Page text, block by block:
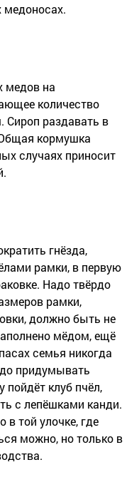
медоносах.
медов на
количество
Сироп раздавать в
кормушка
случаях приносит
гнёзда,
рамки, в первую
Надо твёрдо
рамки,
должно быть не
мёдом, ещё
семья никогда
придумывать
пойдёт клуб пчёл,
с лепёшками канди.
той улочке, где
можно, но только в